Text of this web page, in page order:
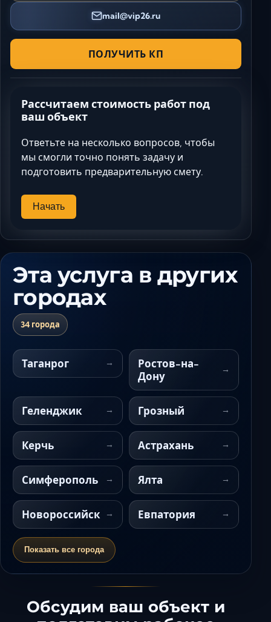
mail@vip26.ru
ПОЛУЧИТЬ КП
Рассчитаем стоимость работ под
ваш объект
Ответьте на несколько вопросов, чтобы
мы смогли точно понять задачу и
подготовить предварительную смету.
Начать
Эта услуга в других
городах
34 города
Таганрог
Ростов-на-
Дону
Геленджик Грозный
Керчь Астрахань
Симферополь Ялта
Новороссийск Евпатория
Показать все города
Обсудим ваш объект и